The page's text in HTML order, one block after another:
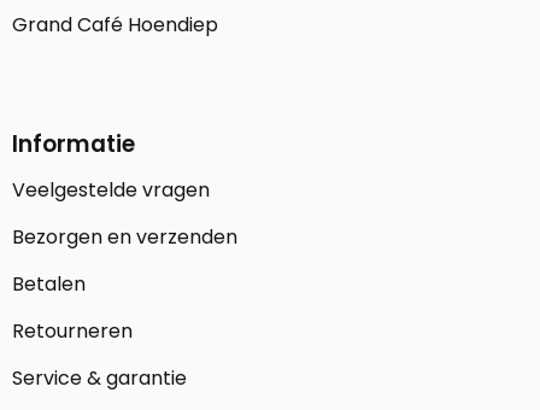
Grand Café Hoendiep
Informatie
Veelgestelde vragen
Bezorgen en verzenden
Betalen
Retourneren
Service & garantie